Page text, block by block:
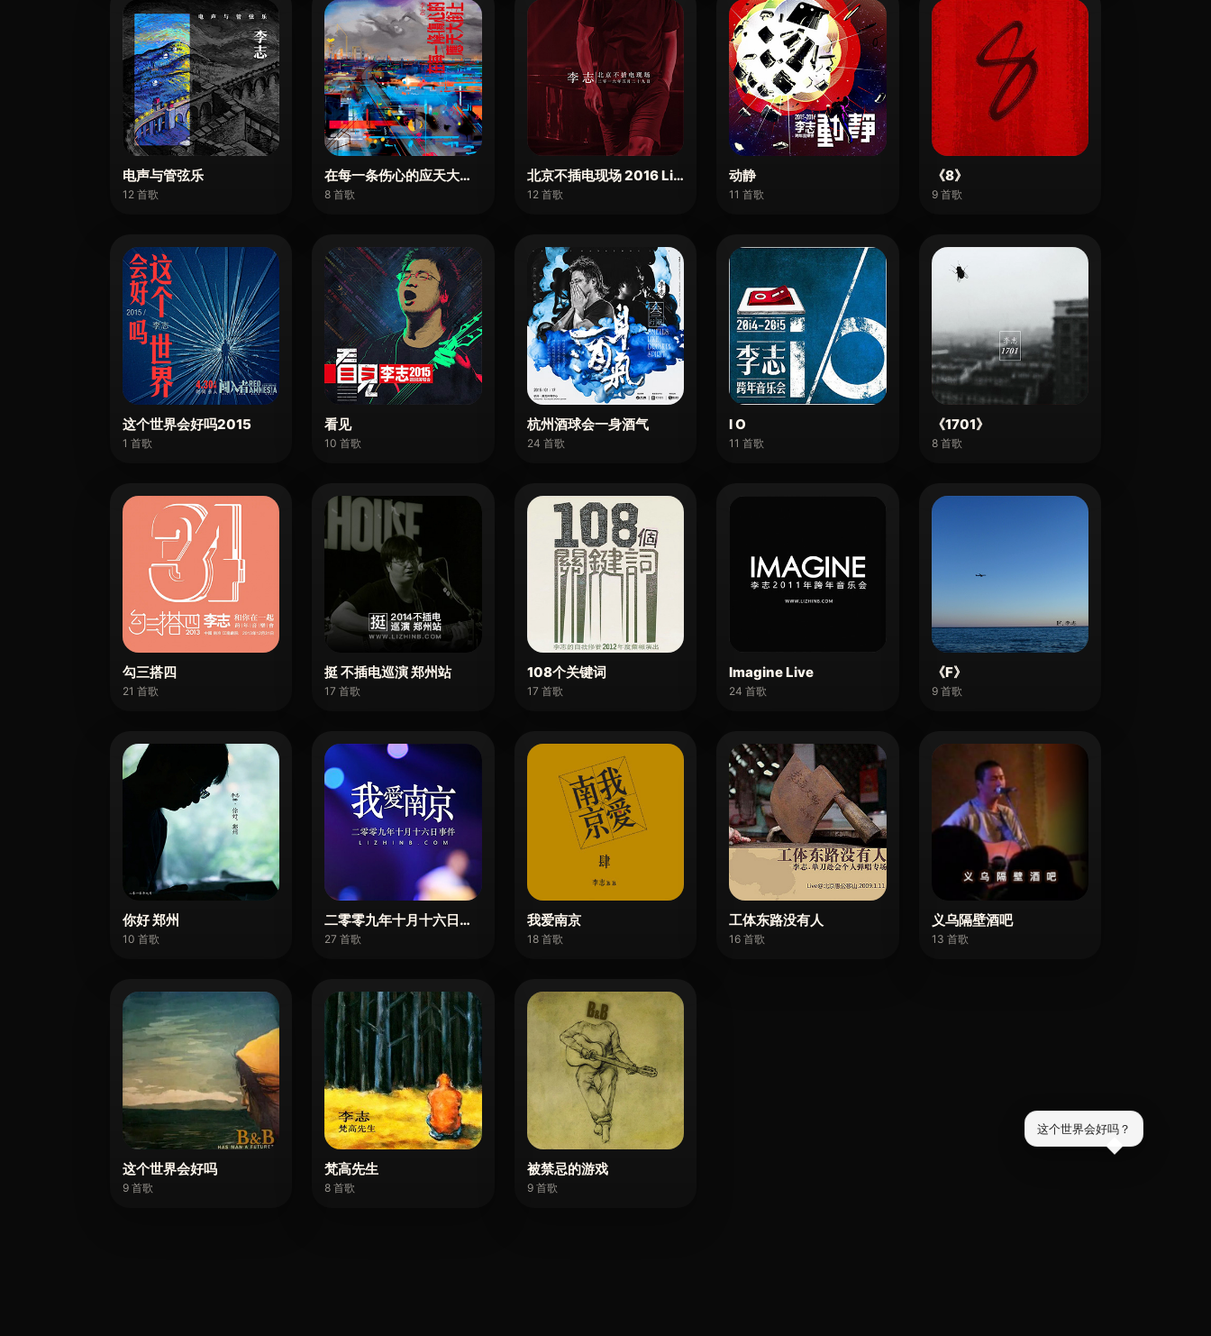
电声与管弦乐
12 首歌
在每一条伤心的应天大街上
8 首歌
北京不插电现场 2016 Live
12 首歌
动静
11 首歌
《8》
9 首歌
这个世界会好吗2015
1 首歌
看见
10 首歌
杭州酒球会一身酒气
24 首歌
I O
11 首歌
《1701》
8 首歌
勾三搭四
21 首歌
挺 不插电巡演 郑州站
17 首歌
108个关键词
17 首歌
Imagine Live
24 首歌
《F》
9 首歌
你好 郑州
10 首歌
二零零九年十月十六日事件
27 首歌
我爱南京
18 首歌
工体东路没有人
16 首歌
义乌隔壁酒吧
13 首歌
这个世界会好吗
9 首歌
梵高先生
8 首歌
被禁忌的游戏
9 首歌
这个世界会好吗？